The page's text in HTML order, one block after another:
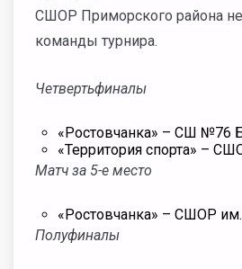
СШОР Приморского района не
команды турнира.
Четвертьфиналы
«Ростовчанка» – СШ №76
«Территория спорта» –
Матч за 5-е место
«Ростовчанка» – СШОР
Полуфиналы